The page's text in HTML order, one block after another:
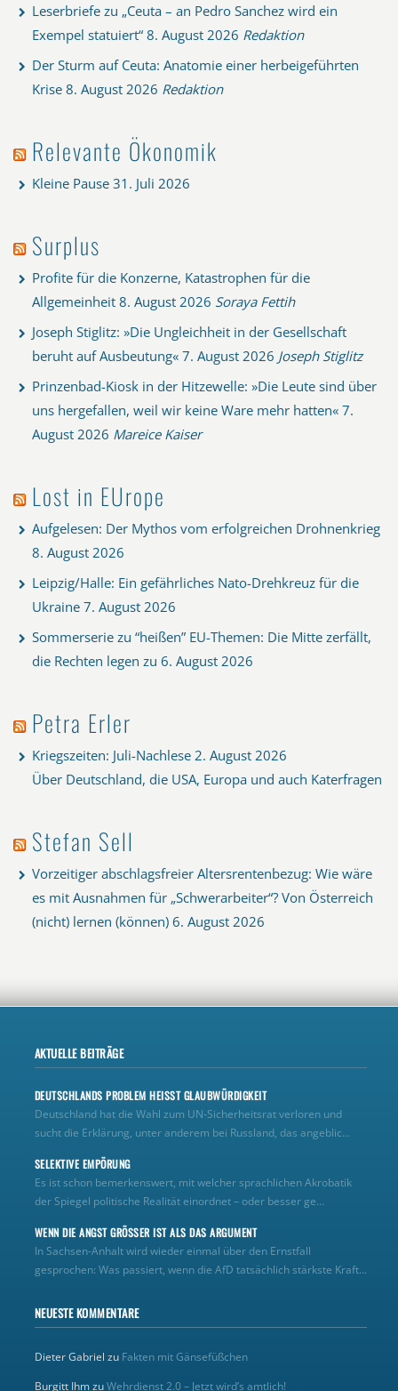
Leserbriefe zu „Ceuta – an Pedro Sanchez wird ein
Exempel statuiert“ 8. August 2026 Redaktion
Der Sturm auf Ceuta: Anatomie einer herbeigeführten
Krise 8. August 2026 Redaktion
Relevante Ökonomik
Kleine Pause 31. Juli 2026
Surplus
Profite für die Konzerne, Katastrophen für die
Allgemeinheit 8. August 2026 Soraya Fettih
Joseph Stiglitz: »Die Ungleichheit in der Gesellschaft
beruht auf Ausbeutung« 7. August 2026 Joseph Stiglitz
Prinzenbad-Kiosk in der Hitzewelle: »Die Leute sind über
uns hergefallen, weil wir keine Ware mehr hatten« 7.
August 2026 Mareice Kaiser
Lost in EUrope
Aufgelesen: Der Mythos vom erfolgreichen Drohnenkrieg
8. August 2026
Leipzig/Halle: Ein gefährliches Nato-Drehkreuz für die
Ukraine 7. August 2026
Sommerserie zu “heißen” EU-Themen: Die Mitte zerfällt,
die Rechten legen zu 6. August 2026
Petra Erler
Kriegszeiten: Juli-Nachlese 2. August 2026
Über Deutschland, die USA, Europa und auch Katerfragen
Stefan Sell
Vorzeitiger abschlagsfreier Altersrentenbezug: Wie wäre
es mit Ausnahmen für „Schwerarbeiter“? Von Österreich
(nicht) lernen (können) 6. August 2026
AKTUELLE BEITRÄGE
DEUTSCHLANDS PROBLEM HEISST GLAUBWÜRDIGKEIT
Deutschland hat die Wahl zum UN‑Sicherheitsrat verloren und
sucht die Erklärung, unter anderem bei Russland, das angeblic...
SELEKTIVE EMPÖRUNG
Es ist schon bemerkenswert, mit welcher sprachlichen Akrobatik
der Spiegel politische Realität einordnet – oder besser ge...
WENN DIE ANGST GRÖSSER IST ALS DAS ARGUMENT
In Sachsen-Anhalt wird wieder einmal über den Ernstfall
gesprochen: Was passiert, wenn die AfD tatsächlich stärkste Kraft...
NEUESTE KOMMENTARE
Dieter Gabriel zu Fakten mit Gänsefüßchen
Burgitt IhmzuWehrdienst 2.0 – Jetzt wird’s amtlich!